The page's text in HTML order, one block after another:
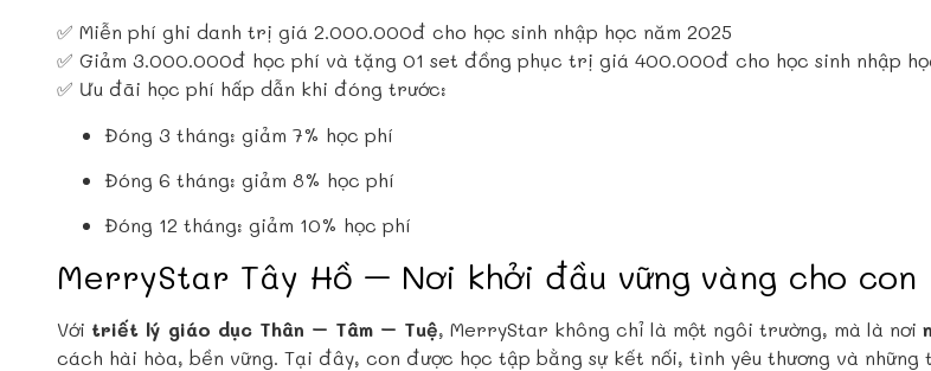
✅ Miễn phí ghi danh trị giá 2.000.000đ cho học sinh nhập học năm 2025
✅ Giảm 3.000.000đ học phí và tặng 01 set đồng phục trị giá 400.000đ cho học sinh nhập
✅ Ưu đãi học phí hấp dẫn khi đóng trước:
Đóng 3 tháng: giảm 7% học phí
Đóng 6 tháng: giảm 8% học phí
Đóng 12 tháng: giảm 10% học phí
MerryStar Tây Hồ – Nơi khởi đầu vững vàng cho con
Với triết lý giáo dục Thân – Tâm – Tuệ, MerryStar không chỉ là một ngôi trường, mà là nơi
cách hài hòa, bền vững. Tại đây, con được học tập bằng sự kết nối, tình yêu thương và những